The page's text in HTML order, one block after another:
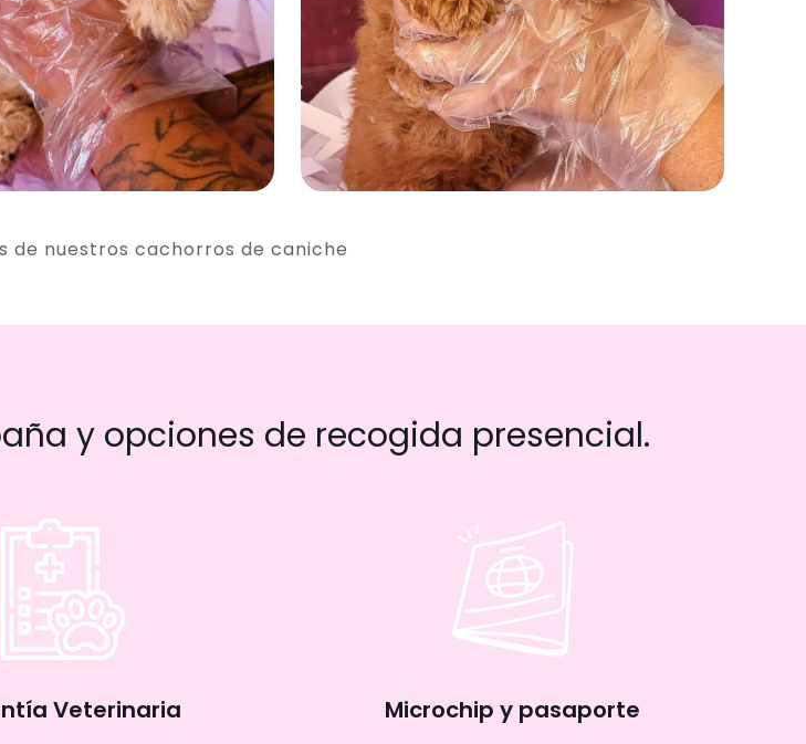
de nuestros cachorros de caniche
y opciones de recogida presencial.
Veterinaria Microchip y pasaporte